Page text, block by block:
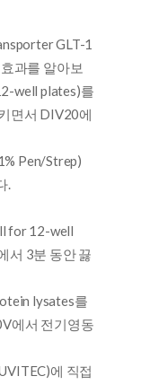
GLT-1
과를 알아보
well plates)를
면서 DIV20에
Pen/Strep)
.
for 12-well
서 3분 동안 끓
lysates를
에서 전기영동
에 직접